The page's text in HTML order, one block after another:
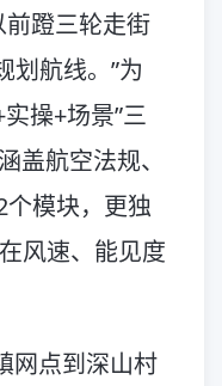
前蹬三轮走街
划航线。”为
操+场景”三
盖航空法规、
模块，更独
风速、能见度
网点到深山村